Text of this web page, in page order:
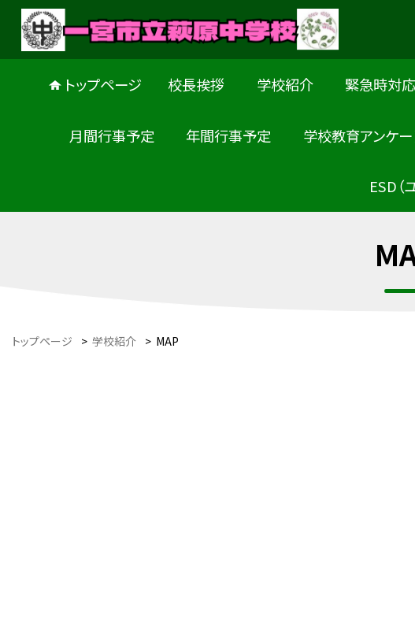
トップページ 校長挨拶 学校紹介 緊急時対応
月間行事予定 年間行事予定 学校教育アンケ
ESD（
トップページ > 学校紹介 > MAP